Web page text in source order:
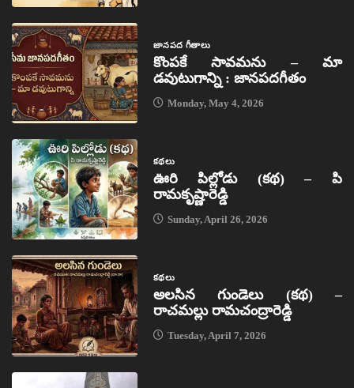
జానపద గీతాలు
కొంపకే సావమను – మా
డవుటుగాన్ని : జానపదగీతం
Monday, May 4, 2026
కథలు
ఊరి పిల్లోడు (కథ) – పి
రామకృష్ణారెడ్డి
Sunday, April 26, 2026
కథలు
అలసిన గుండెలు (కథ) –
రాచమల్లు రామచంద్రారెడ్డి
Tuesday, April 7, 2026